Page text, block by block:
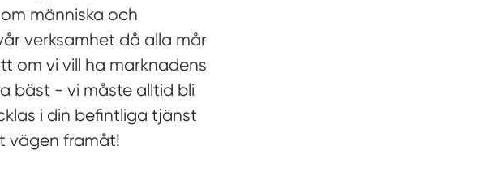
människa och
verksamhet då alla mår
om vi vill ha marknadens
bäst - vi måste alltid bli
i din befintliga tjänst
vägen framåt!